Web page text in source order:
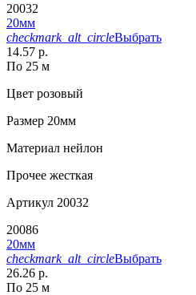
20032
20мм
checkmark_alt_circleВыбрать
14.57 р.
По 25 м
Цвет розовый
Размер 20мм
Материал нейлон
Прочее жесткая
Артикул 20032
20086
20мм
checkmark_alt_circleВыбрать
26.26 р.
По 25 м